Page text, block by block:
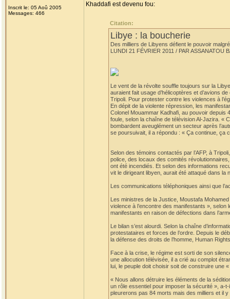
Inscrit le: 05 Aoû 2005
Messages: 466
Khaddafi est devenu fou:
Citation:
Libye : la boucherie
Des milliers de Libyens défient le pouvoir
LUNDI 21 FÉVRIER 2011 / PAR ASSANATOU
Le vent de la révolte souffle toujours sur la
auraient fait usage d’hélicoptères et d’avions
Tripoli. Pour protester contre les violences à
En dépit de la violente répression, les
Colonel Mouammar Kadhafi, au pouvoir depuis
foule, selon la chaîne de télévision Al-Jazira. «
bombardent aveuglément un secteur après
se poursuivait, il a répondu : « Ça continue, ça
Selon des témoins contactés par l’AFP, à
police, des locaux des comités
ont été incendiés. Et selon des informations
vit le dirigeant libyen, aurait été attaqué dans la
Les communications téléphoniques ainsi que
Les ministres de la Justice, Moustafa
violence à l’encontre des manifestants »,
manifestants en raison de défections dans
Le bilan s’est alourdi. Selon la chaîne
protestataires et forces de l’ordre. Depuis le
la défense des droits de l’homme, Human
Face à la crise, le régime est sorti de son
une allocution télévisée, il a crié au complot
lui, le peuple doit choisir soit de construire une
« Nous allons détruire les éléments de la
un rôle essentiel pour imposer la sécurité », a-
pleurerons pas 84 morts mais des milliers et il